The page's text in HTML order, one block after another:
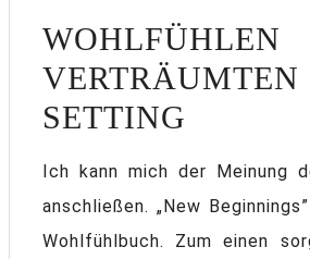
VERTRÄUMTEN
SETTING
Ich kann mich der Meinung
anschließen. „New
Wohlfühlbuch. Zum einen